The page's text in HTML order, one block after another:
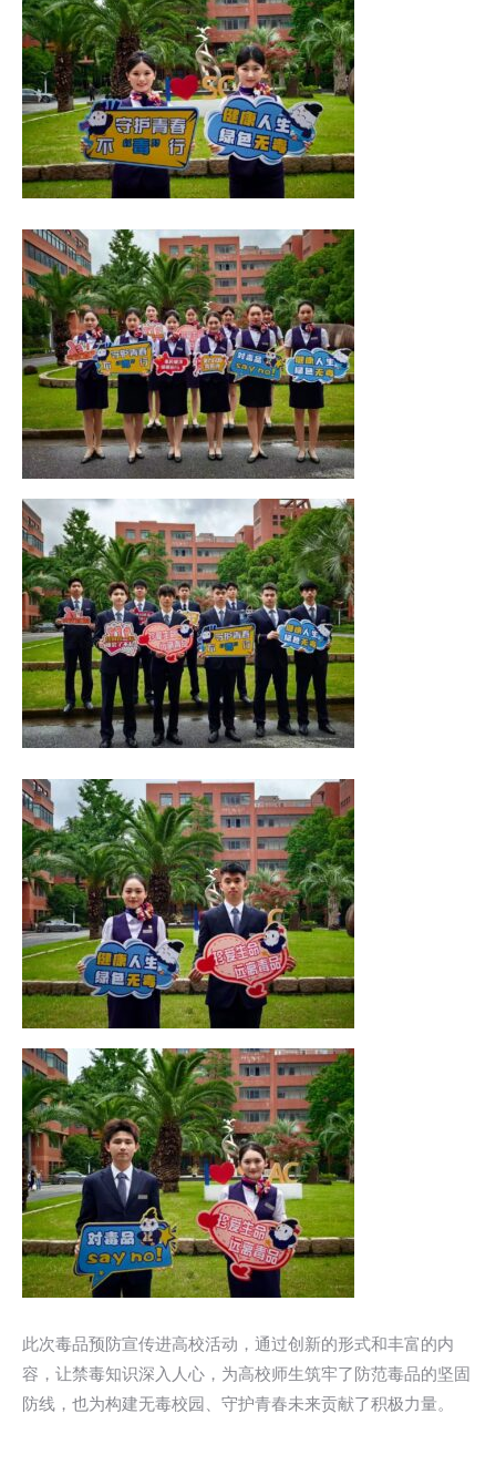
此次毒品预防宣传进高校活动，通过创新的形式和丰富的内
容，让禁毒知识深入人心，为高校师生筑牢了防范毒品的坚固
防线，也为构建无毒校园、守护青春未来贡献了积极力量。